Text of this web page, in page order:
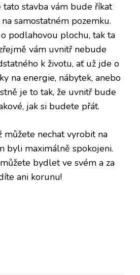
stavba vám bude říkat
samostatném pozemku.
podlahovou plochu, tak ta
vám uvnitř nebude
k životu, ať už jde o
na energie, nábytek, anebo
je to tak, že uvnitř bude
jak si budete přát.
můžete nechat vyrobit na
byli maximálně spokojeni.
bydlet ve svém a za
ani korunu!